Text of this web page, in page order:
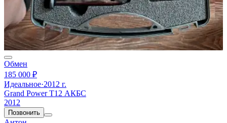
Обмен
185 000 ₽
Идеальное·2012 г.
Grand Power T12 АКБС
2012
Позвонить